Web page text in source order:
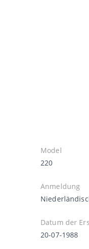
Model
220
Anmeldung
Datum der
20-07-1988